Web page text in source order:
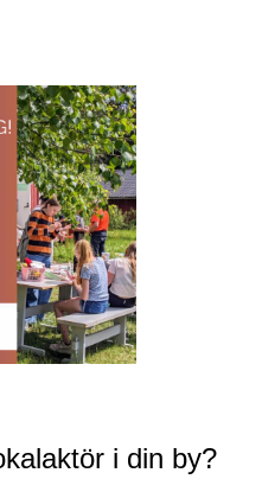
i din by?